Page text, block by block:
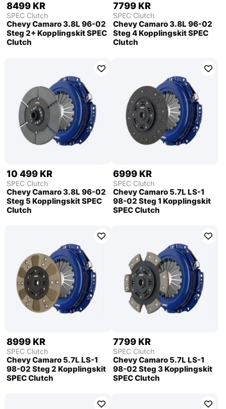
8499 KR
SPEC Clutch
Chevy Camaro 3.8L 96-02
Steg 2+ Kopplingskit SPEC
Clutch
7799 KR
SPEC Clutch
Chevy Camaro 3.8L 96-02
Steg 4 Kopplingskit SPEC
Clutch
10 499 KR
SPEC Clutch
Chevy Camaro 3.8L 96-02
Steg 5 Kopplingskit SPEC
Clutch
6999 KR
SPEC Clutch
Chevy Camaro 5.7L LS-1
98-02 Steg 1 Kopplingskit
SPEC Clutch
8999 KR
SPEC Clutch
Chevy Camaro 5.7L LS-1
98-02 Steg 2 Kopplingskit
SPEC Clutch
7799 KR
SPEC Clutch
Chevy Camaro 5.7L LS-1
98-02 Steg 3 Kopplingskit
SPEC Clutch